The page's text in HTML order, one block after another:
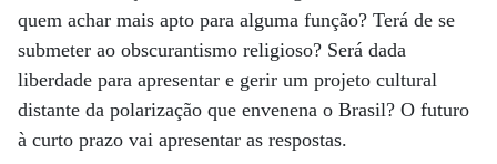
quem achar mais apto para alguma função? Terá de se
submeter ao obscurantismo religioso? Será dada
liberdade para apresentar e gerir um projeto cultural
distante da polarização que envenena o Brasil? O futuro
à curto prazo vai apresentar as respostas.